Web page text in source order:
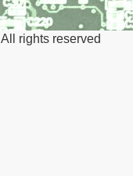
rights reserved